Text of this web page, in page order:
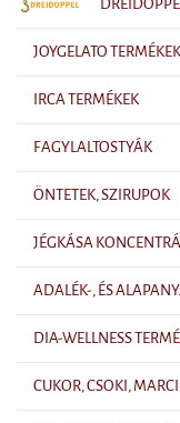
JOYGELATO TERMÉKEK
IRCA TERMÉKEK
FAGYLALTOSTYÁK
ÖNTETEK, SZIRUPOK
JÉGKÁSA
ADALÉK-, ÉS
DIA-WELLNESS
CUKOR, CSOKI,